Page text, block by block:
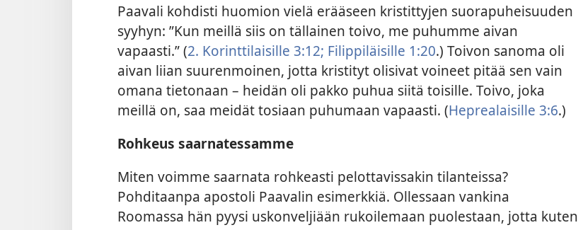
Paavali kohdisti huomion vielä erääseen kristittyjen suorapuheisuuden
syyhyn: ”Kun meillä siis on tällainen toivo, me puhumme aivan
vapaasti.” (2. Korinttilaisille 3:12; Filippiläisille 1:20.) Toivon sanoma oli
aivan liian suurenmoinen, jotta kristityt olisivat voineet pitää sen vain
omana tietonaan – heidän oli pakko puhua siitä toisille. Toivo, joka
meillä on, saa meidät tosiaan puhumaan vapaasti. (Heprealaisille 3:6.)
Rohkeus saarnatessamme
Miten voimme saarnata rohkeasti pelottavissakin tilanteissa?
Pohditaanpa apostoli Paavalin esimerkkiä. Ollessaan vankina
Roomassa hän pyysi uskonveljiään rukoilemaan puolestaan, jotta kuten